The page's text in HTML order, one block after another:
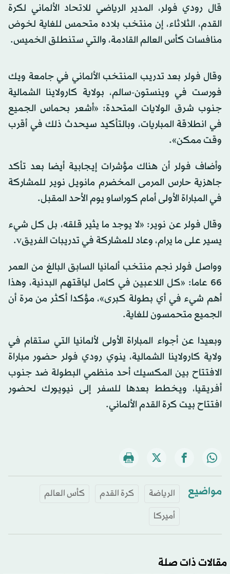
قال رودي فولر، المدير الرياضي للاتحاد الألماني لكرة
القدم، الثلاثاء، إن منتخب بلاده متحمس للغاية لخوض
منافسات كأس العالم القادمة، والتي ستنطلق الخميس.
وقال فولر بعد تدريب المنتخب الألماني في جامعة ويك
فورست في وينستون-سالم، بولاية كارولاينا الشمالية
جنوب شرق الولايات المتحدة: «أشعر بحماس الجميع
في انطلاقة المباريات، وبالتأكيد سيحدث ذلك في أقرب
وقت ممكن».
وأضاف فولر أن هناك مؤشرات إيجابية أيضا بعد تأكد
جاهزية حارس المرمى المخضرم مانويل نوير للمشاركة
في المباراة الأولى أمام كوراساو يوم الأحد المقبل.
وقال فولر عن نوير: «لا يوجد ما يثير قلقه، بل كل شيء
يسير على ما يرام، وعاد للمشاركة في تدريبات الفريقv.
وواصل فولر نجم منتخب ألمانيا السابق البالغ من العمر
66 عاما: «كل اللاعبين في كامل لياقتهم البدنية، وهذا
أهم شيء في أي بطولة كبرى»، مؤكدا أكثر من مرة أن
الجميع متحمسون للغاية.
وبعيدا عن أجواء المباراة الأولى لألمانيا التي ستقام في
ولاية كارولاينا الشمالية، ينوي رودي فولر حضور مباراة
الافتتاح بين المكسيك أحد منظمي البطولة ضد جنوب
أفريقيا، ويخطط بعدها للسفر إلى نيويورك لحضور
افتتاح بيت كرة القدم الألماني.
مواضيع الرياضة كرة القدم
كأس العالم
أميركا
مقالات ذات صلة